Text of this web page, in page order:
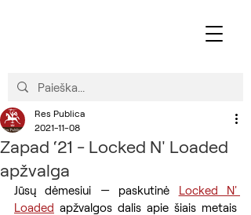
Zapad ‘21 - Locked N' Loaded
apžvalga
Res Publica
2021-11-08
Jūsų dėmesiui — paskutinė Locked N'
Loaded apžvalgos dalis apie šiais metais